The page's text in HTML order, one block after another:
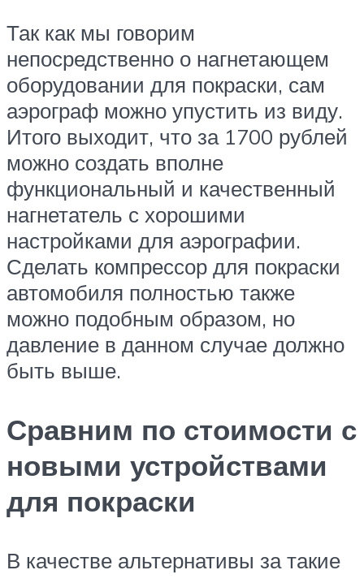
Так как мы говорим
непосредственно о нагнетающем
оборудовании для покраски, сам
аэрограф можно упустить из виду.
Итого выходит, что за 1700 рублей
можно создать вполне
функциональный и качественный
нагнетатель с хорошими
настройками для аэрографии.
Сделать компрессор для покраски
автомобиля полностью также
можно подобным образом, но
давление в данном случае должно
быть выше.
Сравним по стоимости с
новыми устройствами
для покраски
В качестве альтернативы за такие